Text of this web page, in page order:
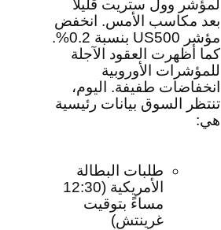
لمؤشر وول ستريت قليلاً
بعد مكاسب الأمس. انخفض
مؤشر US500
بنسبة 0.2%.
كما أظهرت العقود الآجلة
للمؤشرات الأوروبية
انخفاضات طفيفة. اليوم،
تنتظر السوق بيانات رئيسية
هي:
طلبات البطالة
الأمريكية (12:30
مساءً بتوقيت
غرينتش)